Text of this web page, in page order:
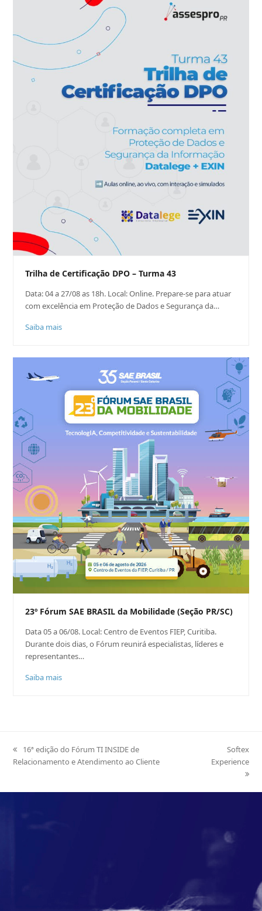
Trilha de Certificação DPO – Turma 43
Data: 04 a 27/08 as 18h. Local: Online. Prepare-se para atuar
com excelência em Proteção de Dados e Segurança da…
Saiba mais
23º Fórum SAE BRASIL da Mobilidade (Seção PR/SC)
Data 05 a 06/08. Local: Centro de Eventos FIEP, Curitiba.
Durante dois dias, o Fórum reunirá especialistas, líderes e
representantes…
Saiba mais
previous
post:
16ª edição do Fórum TI INSIDE de
Relacionamento e Atendimento ao Cliente
next
post:
Softex
Experience